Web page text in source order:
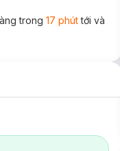
trong 17 phúttới và